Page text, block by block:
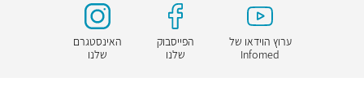
ערוץ הוידאו של
Infomed
הפייסבוק
שלנו
האינסטגרם
שלנו